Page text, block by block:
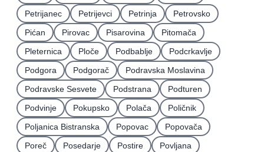
Petrijanec
Petrijevci Petrinja
Petrovsko
Pićan
Pirovac Pisarovina
Pitomača
Pleternica
Ploče Podbablje
Podcrkavlje
Podgora
Podgorač
Podravska Moslavina
Podravske Sesvete
Podstrana
Podturen
Podvinje
Pokupsko Polača
Poličnik
Poljanica Bistranska
Popovac
Popovača
Poreč
Posedarje Postire
Povljana